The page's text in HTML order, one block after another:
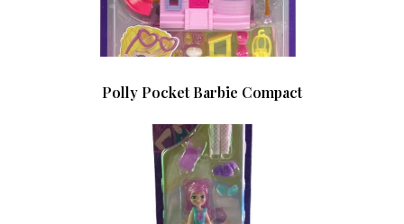
Polly Pocket Barbie Compact